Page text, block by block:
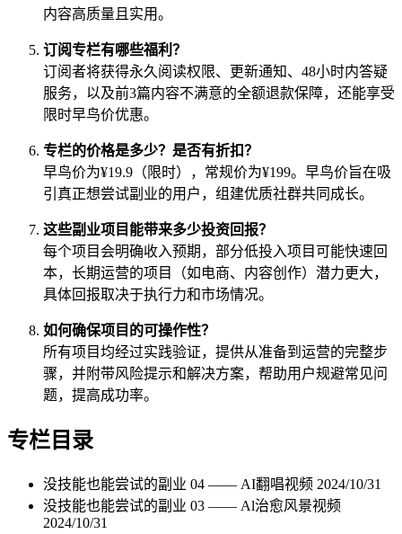
内容高质量且实用。
订阅专栏有哪些福利？
订阅者将获得永久阅读权限、更新通知、48小时内答疑
服务，以及前3篇内容不满意的全额退款保障，还能享受
限时早鸟价优惠。
专栏的价格是多少？是否有折扣？
早鸟价为¥19.9（限时），常规价为¥199。早鸟价旨在吸
引真正想尝试副业的用户，组建优质社群共同成长。
这些副业项目能带来多少投资回报？
每个项目会明确收入预期，部分低投入项目可能快速回
本，长期运营的项目（如电商、内容创作）潜力更大，
具体回报取决于执行力和市场情况。
如何确保项目的可操作性？
所有项目均经过实践验证，提供从准备到运营的完整步
骤，并附带风险提示和解决方案，帮助用户规避常见问
题，提高成功率。
专栏目录
没技能也能尝试的副业 04 —— AI翻唱视频 2024/10/31
没技能也能尝试的副业 03 —— Al治愈风景视频
2024/10/31